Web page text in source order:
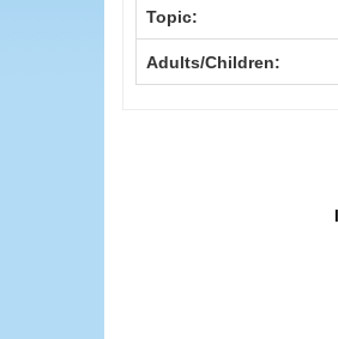
Topic:
Adults/Children: